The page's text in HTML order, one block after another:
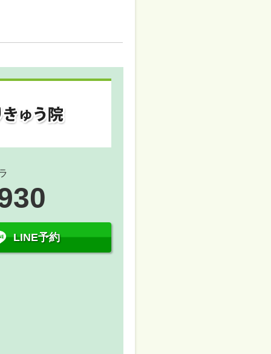
LINE予約